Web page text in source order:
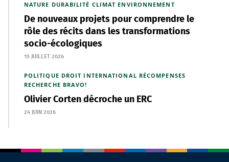
NATURE DURABILITÉ CLIMAT ENVIRONNEMENT
De nouveaux projets pour comprendre le
rôle des récits dans les transformations
socio-écologiques
15 JUILLET 2026
POLITIQUE DROIT INTERNATIONAL RÉCOMPENSES
RECHERCHE BRAVO!
Olivier Corten décroche un ERC
24 JUIN 2026